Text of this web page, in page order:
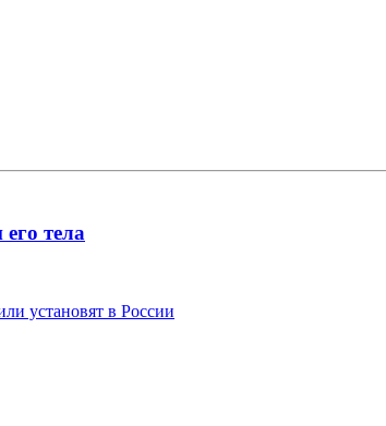
тела
установят в России